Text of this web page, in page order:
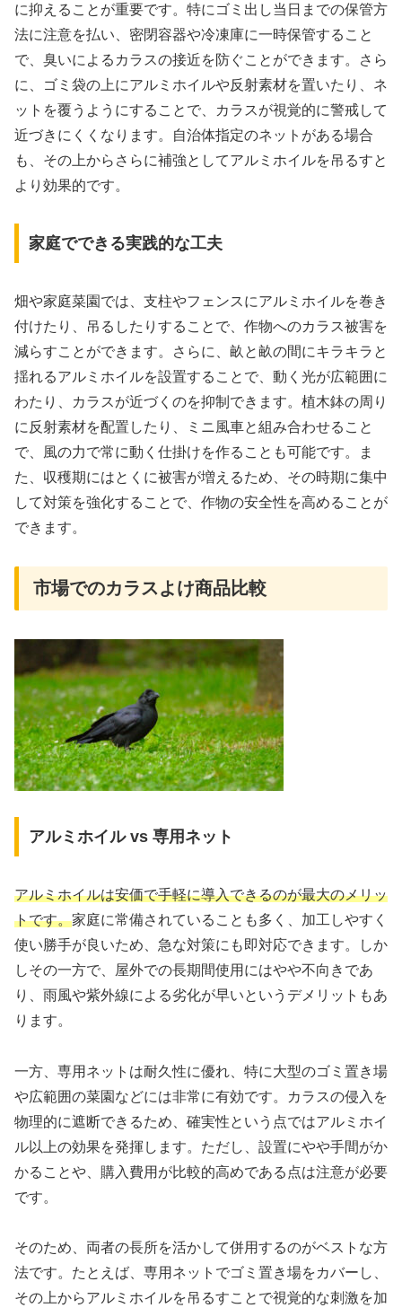
に抑えることが重要です。特にゴミ出し当日までの保管方
法に注意を払い、密閉容器や冷凍庫に一時保管すること
で、臭いによるカラスの接近を防ぐことができます。さら
に、ゴミ袋の上にアルミホイルや反射素材を置いたり、ネ
ットを覆うようにすることで、カラスが視覚的に警戒して
近づきにくくなります。自治体指定のネットがある場合
も、その上からさらに補強としてアルミホイルを吊るすと
より効果的です。
家庭でできる実践的な工夫
畑や家庭菜園では、支柱やフェンスにアルミホイルを巻き
付けたり、吊るしたりすることで、作物へのカラス被害を
減らすことができます。さらに、畝と畝の間にキラキラと
揺れるアルミホイルを設置することで、動く光が広範囲に
わたり、カラスが近づくのを抑制できます。植木鉢の周り
に反射素材を配置したり、ミニ風車と組み合わせること
で、風の力で常に動く仕掛けを作ることも可能です。ま
た、収穫期にはとくに被害が増えるため、その時期に集中
して対策を強化することで、作物の安全性を高めることが
できます。
市場でのカラスよけ商品比較
アルミホイル vs 専用ネット
アルミホイルは安価で手軽に導入できるのが最大のメリッ
トです。家庭に常備されていることも多く、加工しやすく
使い勝手が良いため、急な対策にも即対応できます。しか
しその一方で、屋外での長期間使用にはやや不向きであ
り、雨風や紫外線による劣化が早いというデメリットもあ
ります。
一方、専用ネットは耐久性に優れ、特に大型のゴミ置き場
や広範囲の菜園などには非常に有効です。カラスの侵入を
物理的に遮断できるため、確実性という点ではアルミホイ
ル以上の効果を発揮します。ただし、設置にやや手間がか
かることや、購入費用が比較的高めである点は注意が必要
です。
そのため、両者の長所を活かして併用するのがベストな方
法です。たとえば、専用ネットでゴミ置き場をカバーし、
その上からアルミホイルを吊るすことで視覚的な刺激を加